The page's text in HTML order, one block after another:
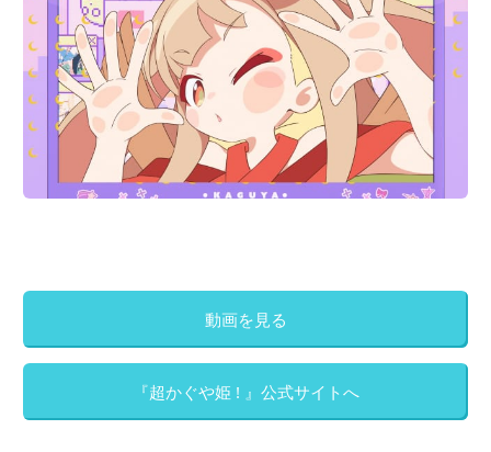
動画を見る
『超かぐや姫 ! 』公式サイトへ